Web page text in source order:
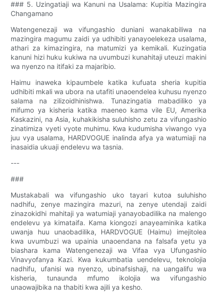
### 5. Uzingatiaji wa Kanuni na Usalama: Kupitia Mazingira
Changamano
Watengenezaji wa vifungashio duniani wanakabiliwa na
mazingira magumu zaidi ya udhibiti yanayoelekeza usalama,
athari za kimazingira, na matumizi ya kemikali. Kuzingatia
kanuni hizi huku kukiwa na uvumbuzi kunahitaji uteuzi makini
wa nyenzo na itifaki za majaribio.
Haimu inaweka kipaumbele katika kufuata sheria kupitia
udhibiti mkali wa ubora na utafiti unaoendelea kuhusu nyenzo
salama na zilizoidhinishwa. Tunazingatia mabadiliko ya
mifumo ya kisheria katika maeneo kama vile EU, Amerika
Kaskazini, na Asia, kuhakikisha suluhisho zetu za vifungashio
zinatimiza vyeti vyote muhimu. Kwa kudumisha viwango vya
juu vya usalama, HARDVOGUE inalinda afya ya watumiaji na
inasaidia ukuaji endelevu wa tasnia.
---
###
Mustakabali wa vifungashio uko tayari kutoa suluhisho
nadhifu, zenye mazingira mazuri, na zenye utendaji zaidi
zinazokidhi mahitaji ya watumiaji yanayobadilika na malengo
endelevu ya kimataifa. Kama kiongozi anayeaminika katika
uwanja huu unaobadilika, HARDVOGUE (Haimu) imejitolea
kwa uvumbuzi wa upainia unaoendana na falsafa yetu ya
biashara kama Watengenezaji wa Vifaa vya Ufungashio
Vinavyofanya Kazi. Kwa kukumbatia uendelevu, teknolojia
nadhifu, ufanisi wa nyenzo, ubinafsishaji, na uangalifu wa
kisheria, tunaunda mfumo ikolojia wa vifungashio
unaowajibika na thabiti kwa ajili ya kesho.